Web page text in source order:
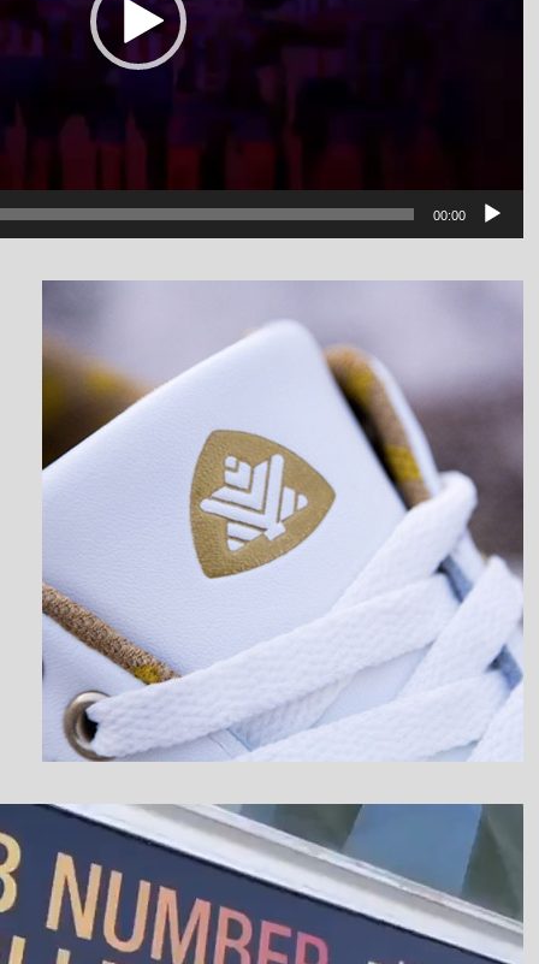
00:00
نمایشگر
ویدیو